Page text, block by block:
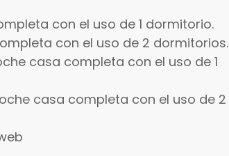
con el uso de 1 dormitorio.
con el uso de 2 dormitorios.
casa completa con el uso de 1
casa completa con el uso de 2